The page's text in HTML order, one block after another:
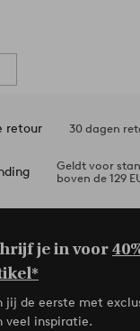
retour 30 dagen
Geldt voor
boven de 129
je in voor
jij de eerste met
veel inspiratie.